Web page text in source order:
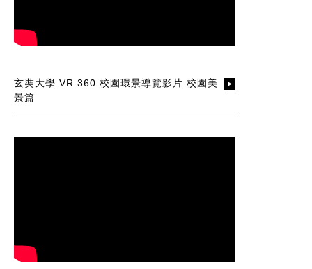
玄奘大學 VR 360 校園環景導覽影片 校園美
景篇